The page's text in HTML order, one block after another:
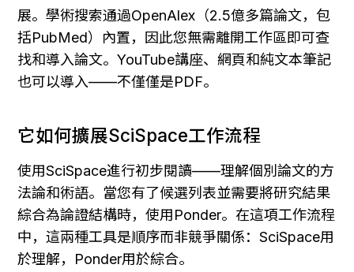
展。學術搜索通過OpenAlex（2.5億多篇論文，包
括PubMed）內置，因此您無需離開工作區即可查
找和導入論文。YouTube講座、網頁和純文本筆記
也可以導入——不僅僅是PDF。
它如何擴展SciSpace工作流程
使用SciSpace進行初步閱讀——理解個別論文的方
法論和術語。當您有了候選列表並需要將研究結果
綜合為論證結構時，使用Ponder。在這項工作流程
中，這兩種工具是順序而非競爭關係：SciSpace用
於理解，Ponder用於綜合。